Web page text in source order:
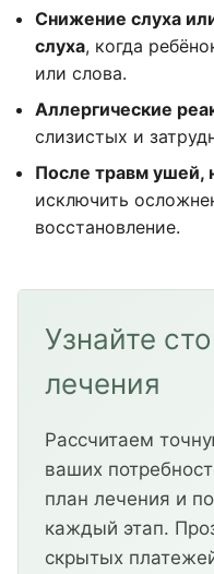
Снижение слуха
слуха, когда
или слова.
Аллергические
слизистых и
После травм ушей,
исключить
восстановление.
Узнайте
лечения
Рассчитаем
ваших
план лечения и
каждый этап.
скрытых